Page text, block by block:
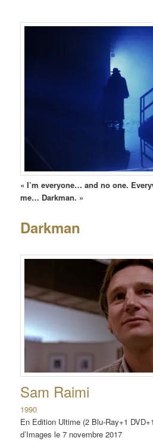
« I’m everyone… and no one.
me… Darkman. »
Darkman
Sam Raimi
1990
En Edition Ultime (2 Blu-Ray+1
d’Images le 7 novembre 2017